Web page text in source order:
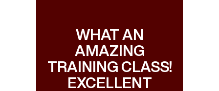
WHAT AN
AMAZING
TRAINING CLASS!
EXCELLENT